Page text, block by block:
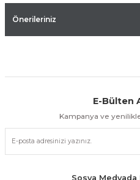
Önerileriniz
Kolay İade &
Güvenli Paketleme Taksit / Havale
E-Bülten
Kampanya ve
Sosya